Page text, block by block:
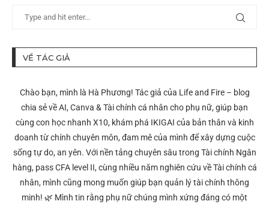
VỀ TÁC GIẢ
Chào bạn, mình là Hà Phương! Tác giả của Life and Fire – blog
chia sẻ về AI, Canva & Tài chính cá nhân cho phụ nữ, giúp bạn
cùng con học nhanh X10, khám phá IKIGAI của bản thân và kinh
doanh từ chính chuyên môn, đam mê của mình để xây dựng cuộc
sống tự do, an yên. Với nền tảng chuyên sâu trong Tài chính Ngân
hàng, pass CFA level II, cùng nhiều năm nghiên cứu về Tài chính cá
nhân, mình cũng mong muốn giúp bạn quản lý tài chính thông
minh! 🌿 Mình tin rằng phụ nữ chúng mình xứng đáng có một